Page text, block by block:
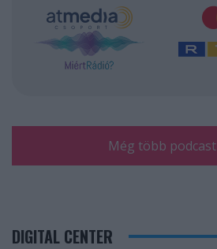
Még több podcast
DIGITAL CENTER